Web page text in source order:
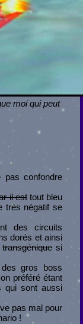
moi qui peut
confondre
il esttout bleu
très négatif se
des circuits
dorés et ainsi
transgénique si
gros boss
préféré étant
qui sont aussi
pas mal pour
!